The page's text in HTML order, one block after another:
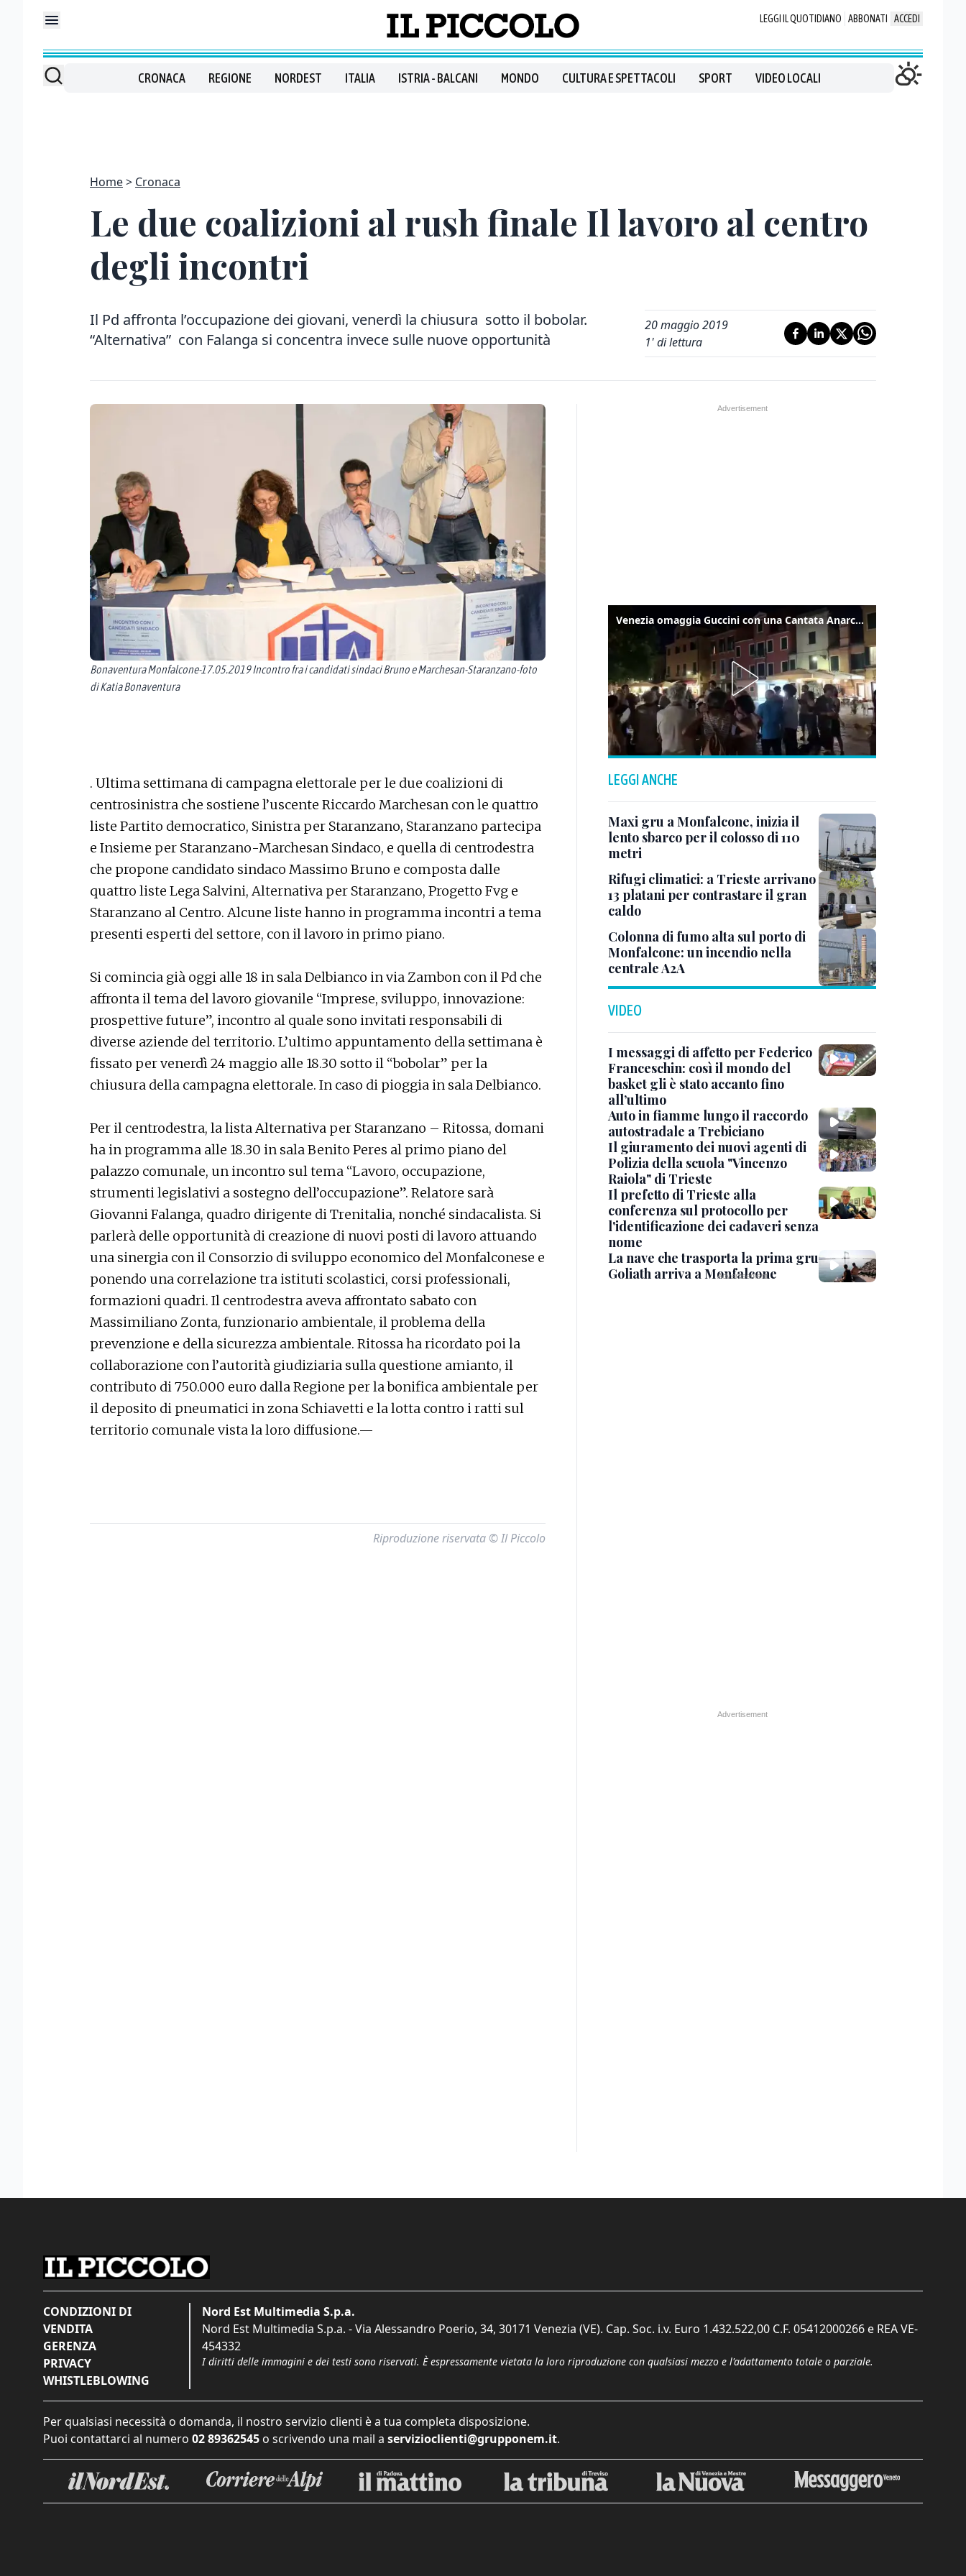
LEGGI IL QUOTIDIANO ABBONATI ACCEDI
CRONACA REGIONE NORDEST ITALIA ISTRIA - BALCANI MONDO CULTURA E SPETTACOLI SPORT VIDEO LOCALI
Home Cronaca
Le due coalizioni al rush finale Il lavoro al centro
degli incontri
Il Pd affronta l’occupazione dei giovani, venerdì la chiusura sotto il bobolar.
“Alternativa” con Falanga si concentra invece sulle nuove opportunità
20 maggio 2019
1' di lettura
Bonaventura Monfalcone-17.05.2019 Incontro fra i candidati sindaci Bruno e Marchesan-Staranzano-foto
di Katia Bonaventura
. Ultima settimana di campagna elettorale per le due coalizioni di
centrosinistra che sostiene l’uscente Riccardo Marchesan con le quattro
liste Partito democratico, Sinistra per Staranzano, Staranzano partecipa
e Insieme per Staranzano-Marchesan Sindaco, e quella di centrodestra
che propone candidato sindaco Massimo Bruno e composta dalle
quattro liste Lega Salvini, Alternativa per Staranzano, Progetto Fvg e
Staranzano al Centro. Alcune liste hanno in programma incontri a tema
presenti esperti del settore, con il lavoro in primo piano.
Si comincia già oggi alle 18 in sala Delbianco in via Zambon con il Pd che
affronta il tema del lavoro giovanile “Imprese, sviluppo, innovazione:
prospettive future”, incontro al quale sono invitati responsabili di
diverse aziende del territorio. L’ultimo appuntamento della settimana è
fissato per venerdì 24 maggio alle 18.30 sotto il “bobolar” per la
chiusura della campagna elettorale. In caso di pioggia in sala Delbianco.
Per il centrodestra, la lista Alternativa per Staranzano – Ritossa, domani
ha in programma alle 18.30 in sala Benito Peres al primo piano del
palazzo comunale, un incontro sul tema “Lavoro, occupazione,
strumenti legislativi a sostegno dell’occupazione”. Relatore sarà
Giovanni Falanga, quadro dirigente di Trenitalia, nonché sindacalista. Si
parlerà delle opportunità di creazione di nuovi posti di lavoro attuando
una sinergia con il Consorzio di sviluppo economico del Monfalconese e
ponendo una correlazione tra istituti scolastici, corsi professionali,
formazioni quadri. Il centrodestra aveva affrontato sabato con
Massimiliano Zonta, funzionario ambientale, il problema della
prevenzione e della sicurezza ambientale. Ritossa ha ricordato poi la
collaborazione con l’autorità giudiziaria sulla questione amianto, il
contributo di 750.000 euro dalla Regione per la bonifica ambientale per
il deposito di pneumatici in zona Schiavetti e la lotta contro i ratti sul
territorio comunale vista la loro diffusione.—
Riproduzione riservata © Il Piccolo
Venezia omaggia Guccini con una Cantata Anarchica in campo Santa Margherita
LEGGI ANCHE
Maxi gru a Monfalcone, inizia il
lento sbarco per il colosso di 110
metri
Rifugi climatici: a Trieste arrivano
13 platani per contrastare il gran
caldo
Colonna di fumo alta sul porto di
Monfalcone: un incendio nella
centrale A2A
VIDEO
I messaggi di affetto per Federico
Franceschin: così il mondo del
basket gli è stato accanto fino
all’ultimo
Auto in fiamme lungo il raccordo
autostradale a Trebiciano
Il giuramento dei nuovi agenti di
Polizia della scuola "Vincenzo
Raiola" di Trieste
Il prefetto di Trieste alla
conferenza sul protocollo per
l'identificazione dei cadaveri senza
nome
La nave che trasporta la prima gru
Goliath arriva a Monfalcone
CONDIZIONI DI
VENDITA
GERENZA
PRIVACY
WHISTLEBLOWING
Nord Est Multimedia S.p.a.
Nord Est Multimedia S.p.a. - Via Alessandro Poerio, 34, 30171 Venezia (VE). Cap. Soc. i.v. Euro 1.432.522,00 C.F. 05412000266 e REA VE-
454332
I diritti delle immagini e dei testi sono riservati. È espressamente vietata la loro riproduzione con qualsiasi mezzo e l'adattamento totale o parziale.
Per qualsiasi necessità o domanda, il nostro servizio clienti è a tua completa disposizione.
Puoi contattarci al numero 02 89362545 o scrivendo una mail a servizioclienti@grupponem.it.